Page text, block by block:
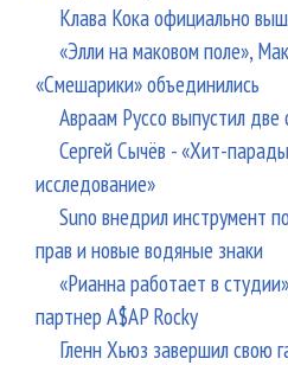
Клава Кока официально
«Элли на маковом поле»,
«Смешарики» объединились
Авраам Руссо выпустил две
Сергей Сычёв - «Хит-
исследование»
Suno внедрил инструмент
прав и новые водяные знаки
«Рианна работает в
партнер A$AP Rocky
Гленн Хьюз завершил свою